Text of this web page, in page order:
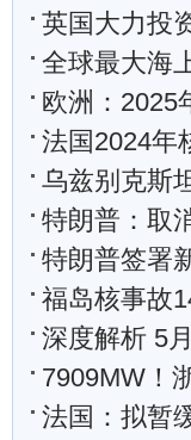
英国大力投
全球最大海
欧洲：2025
法国2024年
乌兹别克斯
特朗普：取
特朗普签署新
福岛核事故
深度解析 5
7909MW！浙
法国：拟暂